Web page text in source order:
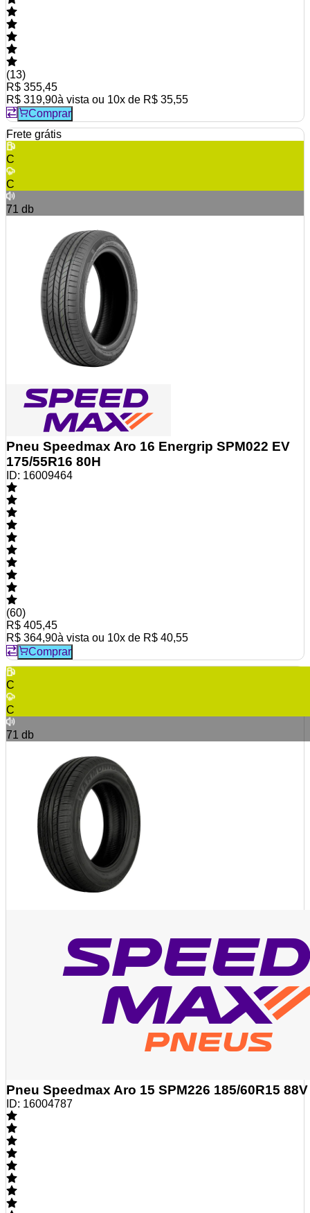
(13)
R$ 355,45
R$ 319,90à vista ou 10x de R$ 35,55
Comprar
Frete grátis
C
C
71 db
Pneu Speedmax Aro 16 Energrip SPM022 EV
175/55R16 80H
ID: 16009464
(60)
R$ 405,45
R$ 364,90à vista ou 10x de R$ 40,55
Comprar
C
C
71 db
Pneu Speedmax Aro 15 SPM226 185/60R15 88V
ID: 16004787